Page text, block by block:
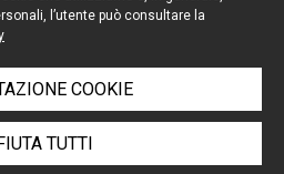
Legale 2026, all rights
reserved
l’utente può consultare la
COOKIE
TUTTI